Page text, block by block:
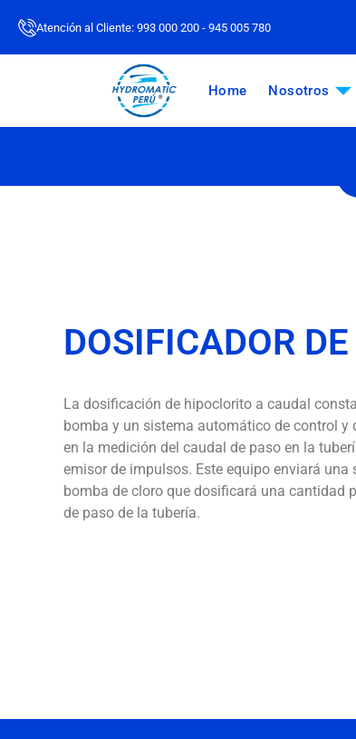
Atención al Cliente: 993 000 200 - 945 005 780
Home Nosotros
DOSIFICADOR
La dosificación de hipoclorito a caudal
bomba y un sistema automático de control y
en la medición del caudal de paso en la
emisor de impulsos. Este equipo enviará una
bomba de cloro que dosificará una cantidad
de paso de la tubería.